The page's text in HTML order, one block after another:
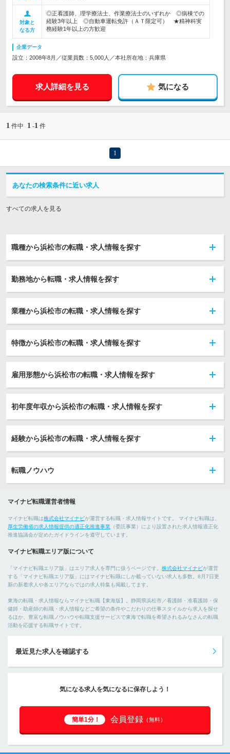
対象と
なる方
◎正看護師、理学療法士、作業療法士のいずれか ◎病棟での
経験3年以上 ◎自動車運転免許（ＡＴ限定可） ★精神科実
務経験1年以上の方歓迎
企業データ
設立：2008年8月／従業員数：5,000人／本社所在地：兵庫県
求人詳細を見る 気になる
1 件中 1 -1 件
1
あなたの検索条件に近い求人
すべての求人を見る
職種から浜松市の転職・求人情報を探す
勤務地から転職・求人情報を探す
業種から浜松市の転職・求人情報を探す
特徴から浜松市の転職・求人情報を探す
雇用形態から浜松市の転職・求人情報を探す
初年度年収から浜松市の転職・求人情報を探す
経験から浜松市の転職・求人情報を探す
転職ノウハウ
マイナビ転職運営者情報
マイナビ転職は株式会社マイナビが運営する転職・求人情報サイトです。 マイナビ転職は、
厚生労働省の求人情報提供の適正化推進事業 （委託事業）により設置された求人情報適正化
推進協議会が定めたガイドラインを遵守しています。
マイナビ転職エリア版について
「マイナビ転職エリア版」はエリア求人を専門に扱うページです。 株式会社マイナビが運営
する「マイナビ転職エリア版」にはマイナビ転職にしか載っていない求人も多数。8月7日更
新の新着求人や各エリアならではの求人特集も掲載してます。
東海の転職・求人情報ならマイナビ転職【東海版】。静岡県浜松市／看護師・准看護師・保
健師・助産師の転職・求人情報などご希望の条件やこだわりの仕事スタイルから求人を探せ
るほか、豊富な転職ノウハウや転職支援サービスで東海で転職を希望されるみなさんの転職
活動を応援する転職サイトです。
最近見た求人を確認する
気になる求人を気になるに保存しよう！
簡単1分！ 会員登録 （無料）